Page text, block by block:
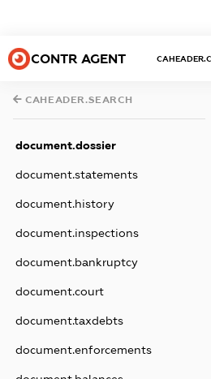
CONTR AGENT
CAHEADER.SEARCH
document.dossier
document.statements
document.history
document.inspections
document.bankruptcy
document.court
document.taxdebts
document.enforcements